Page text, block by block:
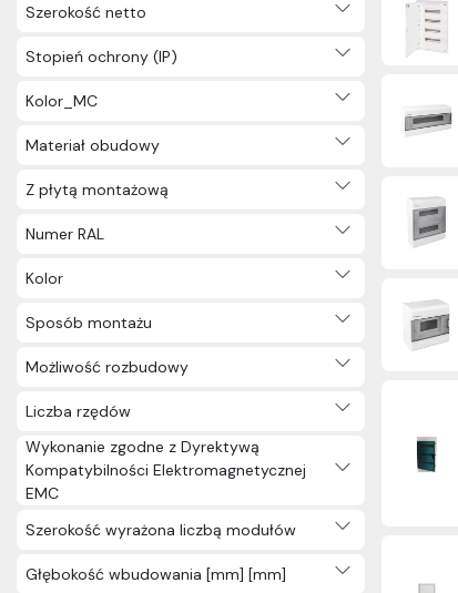
Szerokość netto
Stopień ochrony (IP)
Kolor_MC
Materiał obudowy
Z płytą montażową
Numer RAL
Kolor
Sposób montażu
Możliwość rozbudowy
Liczba rzędów
Wykonanie zgodne z Dyrektywą
Kompatybilności Elektromagnetycznej
EMC
Szerokość wyrażona liczbą modułów
Głębokość wbudowania [mm] [mm]